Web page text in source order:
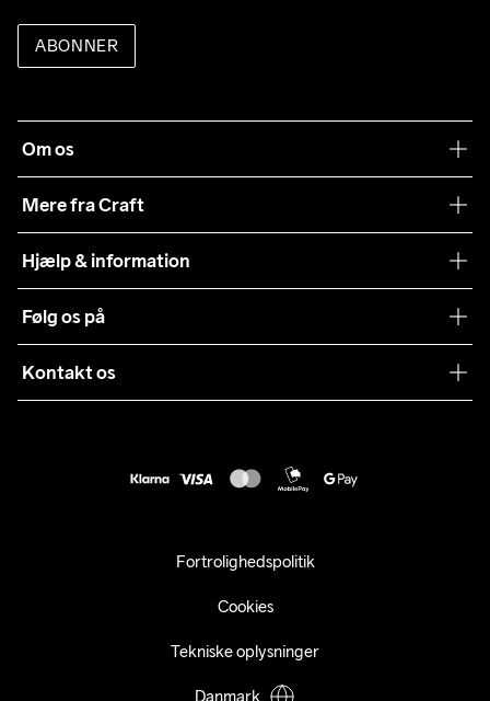
ABONNER
Om os
Mere fra Craft
Samarbejder
Presse
Sustainability
Hjælp & information
Levering
Kundeservice
Følg os på
Kontakt os
Fortrolighedspolitik
Cookies
Tekniske oplysninger
Danmark